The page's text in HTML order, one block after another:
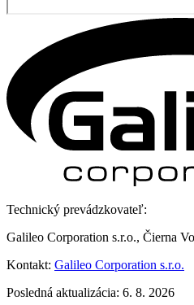
Technický prevádzkovateľ:
Galileo Corporation s.r.o., Čierna
Kontakt: Galileo Corporation s.r.o.
Posledná aktualizácia: 6. 8. 2026